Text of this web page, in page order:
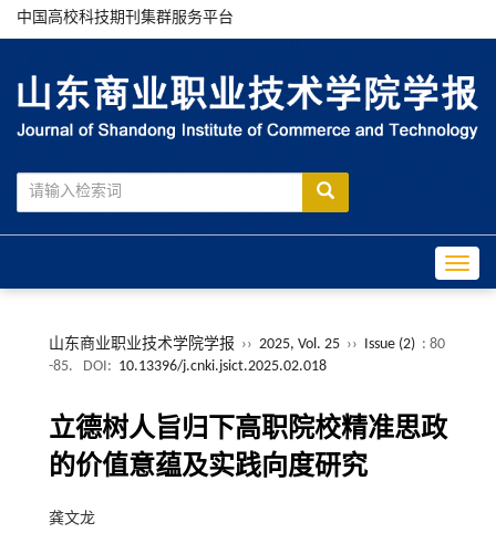
中国高校科技期刊集群服务平台
山东商业职业技术学院学报 ›› 2025, Vol. 25 ›› Issue (2) : 80
-85.
DOI: 10.13396/j.cnki.jsict.2025.02.018
立德树人旨归下高职院校精准思政
的价值意蕴及实践向度研究
龚文龙